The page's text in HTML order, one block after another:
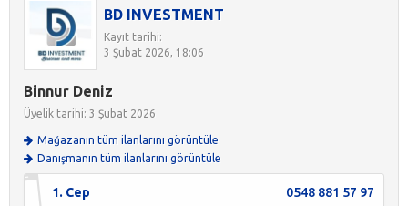
BD INVESTMENT
Kayıt tarihi:
3 Şubat 2026, 18:06
Binnur Deniz
Üyelik tarihi: 3 Şubat 2026
Mağazanın tüm ilanlarını görüntüle
Danışmanın tüm ilanlarını görüntüle
1. Cep 0548 881 57 97